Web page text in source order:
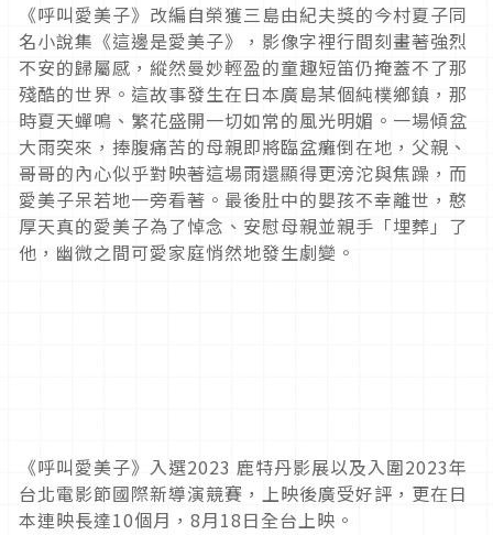
《呼叫愛美子》改編自榮獲三島由紀夫獎的今村夏子同
名小說集《這邊是愛美子》，影像字裡行間刻畫著強烈
不安的歸屬感，縱然曼妙輕盈的童趣短笛仍掩蓋不了那
殘酷的世界。這故事發生在日本廣島某個純樸鄉鎮，那
時夏天蟬鳴、繁花盛開一切如常的風光明媚。一場傾盆
大雨突來，捧腹痛苦的母親即將臨盆癱倒在地，父親、
哥哥的內心似乎對映著這場雨還顯得更滂沱與焦躁，而
愛美子呆若地一旁看著。最後肚中的嬰孩不幸離世，憨
厚天真的愛美子為了悼念、安慰母親並親手「埋葬」了
他，幽微之間可愛家庭悄然地發生劇變。
《呼叫愛美子》入選2023 鹿特丹影展以及入圍2023年
台北電影節國際新導演競賽，上映後廣受好評，更在日
本連映長達10個月，8月18日全台上映。